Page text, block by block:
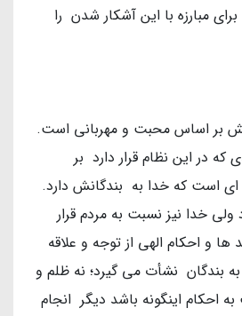
مبارزه با این آشکار شدن را
بر اساس محبت و مهربانی است.
که در این نظام قرار دارد بر
است که خدا به بندگانش دارد.
خدا نیز نسبت به مردم قرار
ها و احکام الهی از توجه و علاقه
بندگان نشأت می گیرد؛ نه ظلم و
احکام اینگونه باشد دیگر انجام